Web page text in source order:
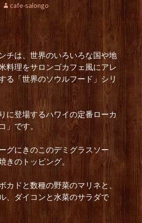
cafe-salongo
チは、世界のいろいろな国や地
料理をサロンゴカフェ風にアレ
る「世界のソウルフード」シリ
に登場するハワイの定番ローカ
」です。
グにきのこのデミグラスソー
きのトッピング。
カドと数種の野菜のマリネと、
、ダイコンと水菜のサラダで